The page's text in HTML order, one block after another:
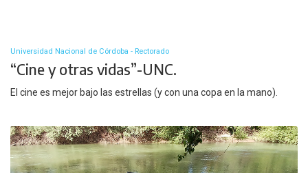
Universidad Nacional de Córdoba - Rectorado
“Cine y otras vidas”-UNC.
El cine es mejor bajo las estrellas (y con una copa en la mano).